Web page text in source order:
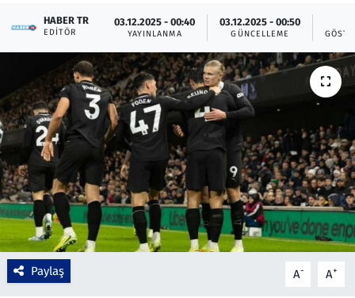
HABER TR
EDITÖR
03.12.2025 - 00:40
YAYINLANMA
03.12.2025 - 00:50
GÜNCELLEME
Paylaş A- A+
Bilim ve Teknoloji
Çevre & Doğa
Eğitim
Turizm
Yerel